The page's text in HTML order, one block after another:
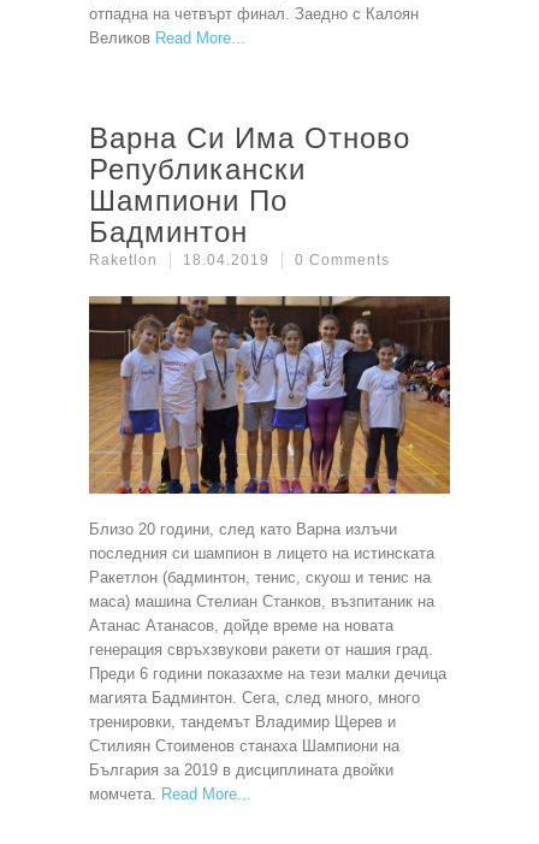
отпадна на четвърт финал. Заедно с Калоян
Великов Read More
Варна Си Има Отново
Републикански
Шампиони По
Бадминтон
Raketlon 18.04.2019 0 Comments
Близо 20 години, след като Варна излъчи
последния си шампион в лицето на истинската
Ракетлон (бадминтон, тенис, скуош и тенис на
маса) машина Стелиан Станков, възпитаник на
Атанас Атанасов, дойде време на новата
генерация свръхзвукови ракети от нашия град.
Преди 6 години показахме на тези малки дечица
магията Бадминтон. Сега, след много, много
тренировки, тандемът Владимир Щерев и
Стилиян Стоименов станаха Шампиони на
България за 2019 в дисциплината двойки
момчета. Read More